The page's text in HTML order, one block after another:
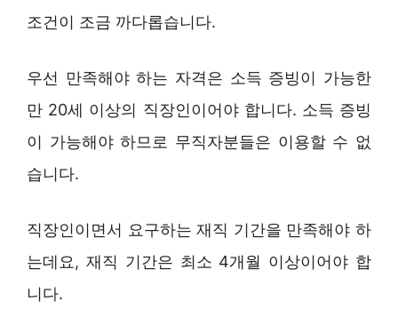
조건이 조금 까다롭습니다.
우선 만족해야 하는 자격은 소득 증빙이 가능한
만 20세 이상의 직장인이어야 합니다. 소득 증빙
이 가능해야 하므로 무직자분들은 이용할 수 없
습니다.
직장인이면서 요구하는 재직 기간을 만족해야 하
는데요, 재직 기간은 최소 4개월 이상이어야 합
니다.